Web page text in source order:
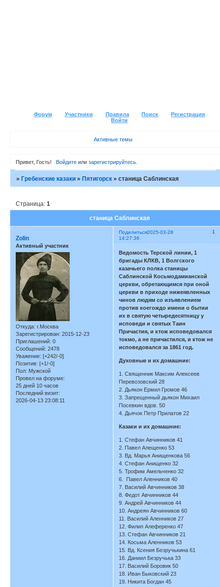
Форум Участники Правила Поиск
Регистрация
Войти
Активные темы
Привет, Гость! Войдитеили зарегистрируйтесь.
»Гребенские казаки »Пятигорск »станица Саблинская
станица Саблинская
Страница:1
Поделиться 1
2025-03-28
14:27:36
Zolin
Активный участник
Откуда: г.Москва
Зарегистрирован: 2015-12-23
Приглашений: 0
Сообщений: 2478
Уважение: [+242/-0]
Позитив: [+1/-0]
Пол: Мужской
Провел на форуме:
25 дней 10 часов
Последний визит:
2026-04-13 23:08:11
Ведомость Терской линии, 1
бригады КЛКВ, 1 Волгского
казачьего полка станицы
Саблинской Косьмодамианской
церкви, обретающимся при оной
церкви в приходе нижеявленных
чинов людям со изъявлением
против коегождо имени о бытии
их в святую четыредесятницу у
исповеди и святых Таин
Причастия, и ктож исповедовался
токмо, а не причастился, и ктож не
исповедовался за 1861 год.
Духовные и их домашние:
1. Священник Максим Алексеев
Перевозовский 28
2. Дьякон Ермил Громов 46
3. Запрещенный дьякон Михаил
Посевкин вдов. 50
4. Дьячок Петр Прилатов 22
Казаки и их домашние:
1. Стефан Авчинников 41
2. Павел Алещенко 53
3. Вд. Марья Анищенкова 56
4. Стефан Анищенко 32
5. Трофим Амельченко 32
6. Павел Аленников 40
7. Василий Авчинников 38
8. Федот Авчинников 44
9. Андрей Авчинников 44
10. Андреян Авчинников 60
11. Василий Аленников 27
12. Филип Алеференко 47
13. Стефан Авчинников 21
14. Косьма Аленников 53
15. Вд. Ксения Безручькина 61
16. Даниил Безручька 33
17. Василий Боровик 50
18. Иван Быковский 23
19. Никита Богдан 45